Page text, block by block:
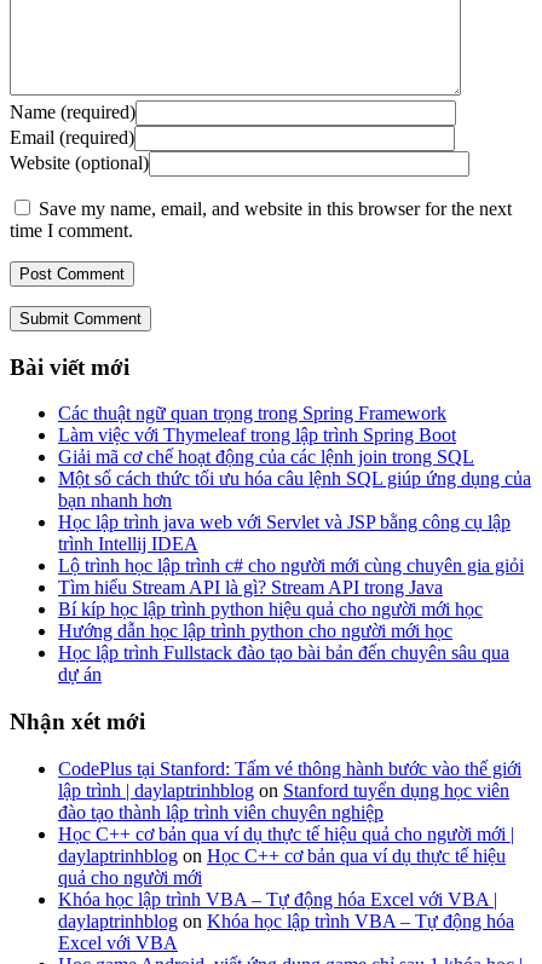
Name (required)
Email (required)
Website (optional)
Save my name, email, and website in this browser for the next
time I comment.
Submit Comment
Bài viết mới
Các thuật ngữ quan trọng trong Spring Framework
Làm việc với Thymeleaf trong lập trình Spring Boot
Giải mã cơ chế hoạt động của các lệnh join trong SQL
Một số cách thức tối ưu hóa câu lệnh SQL giúp ứng dụng của
bạn nhanh hơn
Học lập trình java web với Servlet và JSP bằng công cụ lập
trình Intellij IDEA
Lộ trình học lập trình c# cho người mới cùng chuyên gia giỏi
Tìm hiểu Stream API là gì? Stream API trong Java
Bí kíp học lập trình python hiệu quả cho người mới học
Hướng dẫn học lập trình python cho người mới học
Học lập trình Fullstack đào tạo bài bản đến chuyên sâu qua
dự án
Nhận xét mới
CodePlus tại Stanford: Tấm vé thông hành bước vào thế giới
lập trình | daylaptrinhblog on Stanford tuyển dụng học viên
đào tạo thành lập trình viên chuyên nghiệp
Học C++ cơ bản qua ví dụ thực tế hiệu quả cho người mới |
daylaptrinhblog on Học C++ cơ bản qua ví dụ thực tế hiệu
quả cho người mới
Khóa học lập trình VBA – Tự động hóa Excel với VBA |
daylaptrinhblog on Khóa học lập trình VBA – Tự động hóa
Excel với VBA